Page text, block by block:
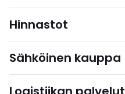
Hinnastot
Sähköinen kauppa